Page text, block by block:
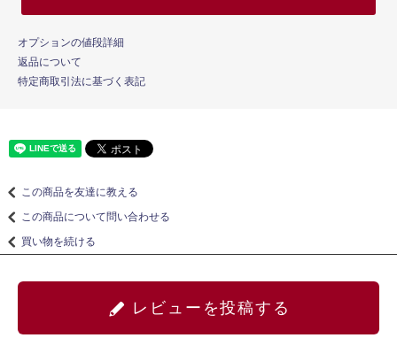
オプションの値段詳細
返品について
特定商取引法に基づく表記
この商品を友達に教える
この商品について問い合わせる
買い物を続ける
レビューを投稿する